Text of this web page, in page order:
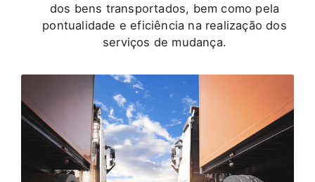
dos bens transportados, bem como pela
pontualidade e eficiência na realização dos
serviços de mudança.